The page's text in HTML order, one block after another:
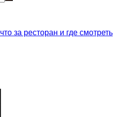
за ресторан и где смотреть